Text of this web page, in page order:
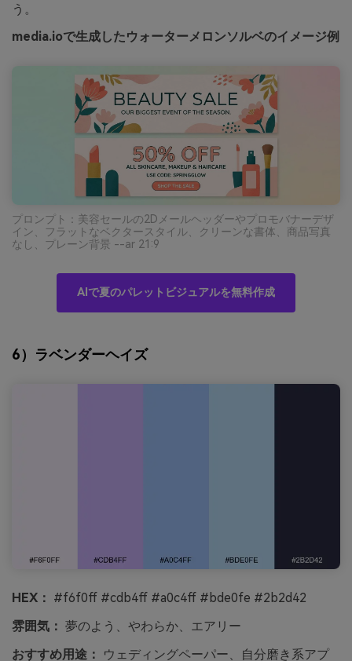
う。
media.ioで生成したウォーターメロンソルベのイメージ例
プロンプト：美容セールの2Dメールヘッダーやプロモバナーデザ
イン、フラットなベクタースタイル、クリーンな書体、商品写真
なし、プレーン背景 --ar 21:9
AIで夏のパレットビジュアルを無料作成
6）ラベンダーヘイズ
HEX： #f6f0ff #cdb4ff #a0c4ff #bde0fe #2b2d42
雰囲気： 夢のよう、やわらか、エアリー
おすすめ用途：
ウェディングペーパー、自分磨き系アプ